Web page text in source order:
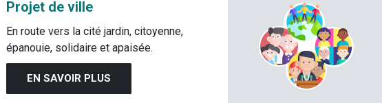
Projet de ville
En route vers la cité jardin, citoyenne,
épanouie, solidaire et apaisée.
EN SAVOIR PLUS